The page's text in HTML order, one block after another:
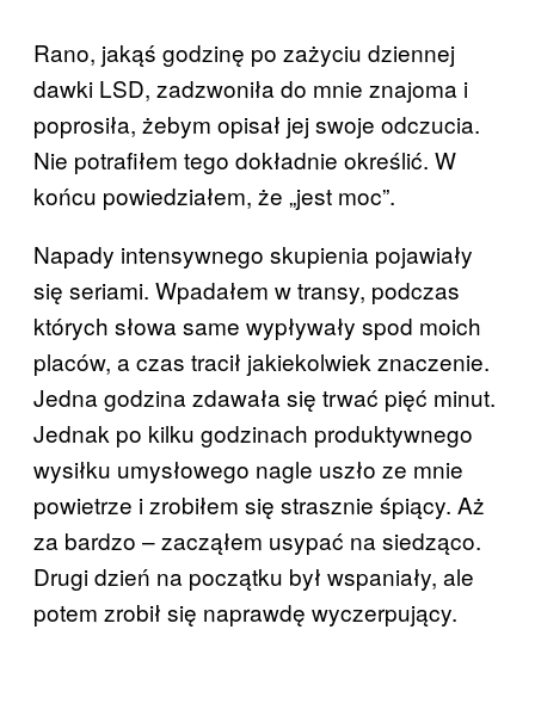
Rano, jakąś godzinę po zażyciu dziennej
dawki LSD, zadzwoniła do mnie znajoma i
poprosiła, żebym opisał jej swoje odczucia.
Nie potrafiłem tego dokładnie określić. W
końcu powiedziałem, że „jest moc”.
Napady intensywnego skupienia pojawiały
się seriami. Wpadałem w transy, podczas
których słowa same wypływały spod moich
placów, a czas tracił jakiekolwiek znaczenie.
Jedna godzina zdawała się trwać pięć minut.
Jednak po kilku godzinach produktywnego
wysiłku umysłowego nagle uszło ze mnie
powietrze i zrobiłem się strasznie śpiący. Aż
za bardzo – zacząłem usypać na siedząco.
Drugi dzień na początku był wspaniały, ale
potem zrobił się naprawdę wyczerpujący.